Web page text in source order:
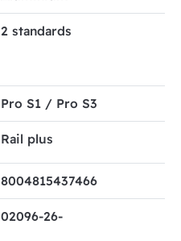
2 standards
Pro S1 / Pro S3
Rail plus
8004815437466
02096-26-